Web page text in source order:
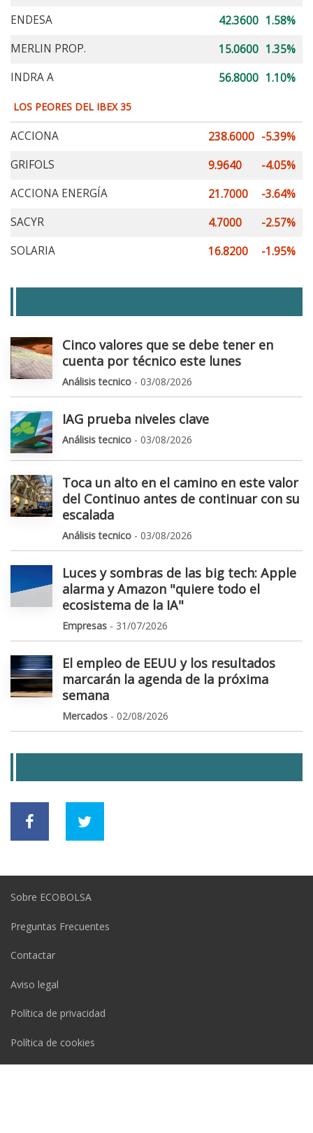
ENDESA
42.3600 1.58%
MERLIN PROP.
15.0600 1.35%
INDRA A
56.8000 1.10%
LOS PEORES DEL IBEX 35
ACCIONA 238.6000 -5.39%
GRIFOLS
9.9640
-4.05%
ACCIONA ENERGÍA
21.7000
-3.64%
SACYR
4.7000
-2.57%
SOLARIA
16.8200 -1.95%
Cinco valores que se debe tener en
cuenta por técnico este lunes
Análisis tecnico - 03/08/2026
IAG prueba niveles clave
Análisis tecnico - 03/08/2026
Toca un alto en el camino en este valor
del Continuo antes de continuar con su
escalada
Análisis tecnico - 03/08/2026
Luces y sombras de las big tech: Apple
alarma y Amazon "quiere todo el
ecosistema de la IA"
Empresas - 31/07/2026
El empleo de EEUU y los resultados
marcarán la agenda de la próxima
semana
Mercados - 02/08/2026
Sobre ECOBOLSA
Preguntas Frecuentes
Contactar
Aviso legal
Política de privacidad
Política de cookies